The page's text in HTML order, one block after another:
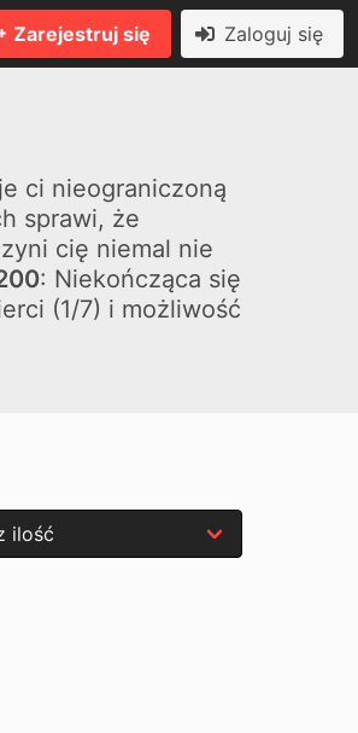
Zarejestruj się Zaloguj się
ci nieograniczoną
sprawi, że
cię niemal nie
: Niekończąca się
(1/7) i możliwość